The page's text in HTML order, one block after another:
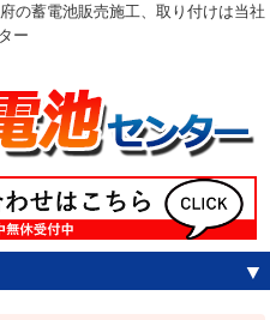
の蓄電池販売施工、取り付けは当社
ー